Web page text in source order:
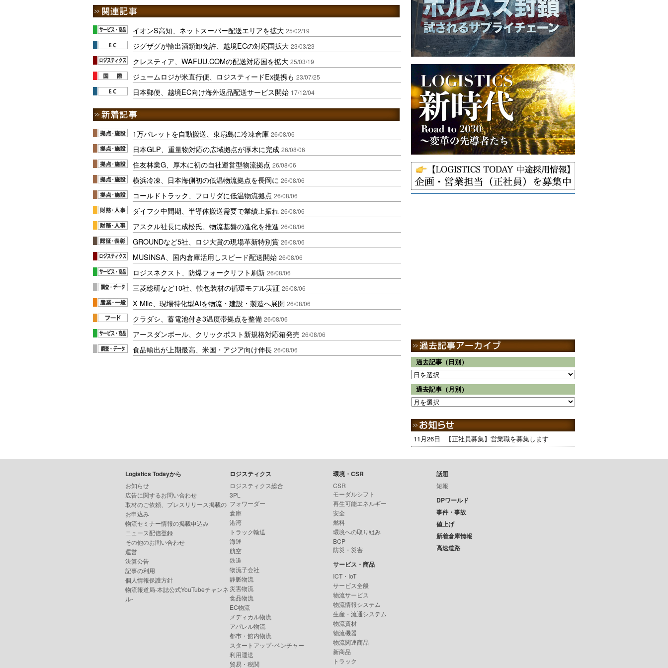
イオンS高知、ネットスーパー配送エリアを拡大 25/02/19
ジグザグが輸出酒類卸免許、越境ECの対応国拡大 23/03/23
クレスティア、WAFUU.COMの配送対応国を拡大 25/03/19
ジュームロジが米直行便、ロジスティードEx提携も 23/07/25
日本郵便、越境EC向け海外返品配送サービス開始 17/12/04
1万パレットを自動搬送、東扇島に冷凍倉庫 26/08/06
日本GLP、重量物対応の広域拠点が厚木に完成 26/08/06
住友林業G、厚木に初の自社運営型物流拠点 26/08/06
横浜冷凍、日本海側初の低温物流拠点を長岡に 26/08/06
コールドトラック、フロリダに低温物流拠点 26/08/06
ダイフク中間期、半導体搬送需要で業績上振れ 26/08/06
アスクル社長に成松氏、物流基盤の進化を推進 26/08/06
GROUNDなど5社、ロジ大賞の現場革新特別賞 26/08/06
MUSINSA、国内倉庫活用しスピード配送開始 26/08/06
ロジスネクスト、防爆フォークリフト刷新 26/08/06
三菱総研など10社、軟包装材の循環モデル実証 26/08/06
X Mile、現場特化型AIを物流・建設・製造へ展開 26/08/06
クラダシ、蓄電池付き3温度帯拠点を整備 26/08/06
アースダンボール、クリックポスト新規格対応箱発売 26/08/06
食品輸出が上期最高、米国・アジア向け伸長 26/08/06
過去記事（日別）
過去記事（月別）
11月26日 【正社員募集】営業職を募集します
Logistics Todayから
お知らせ
広告に関するお問い合わせ
取材のご依頼、プレスリリース掲載の
お申込み
物流セミナー情報の掲載申込み
ニュース配信登録
その他のお問い合わせ
運営
決算公告
記事の利用
個人情報保護方針
物流報道局-本誌公式YouTubeチャンネ
ル-
ロジスティクス
ロジスティクス総合
3PL
フォワーダー
倉庫
港湾
トラック輸送
海運
航空
鉄道
物流子会社
静脈物流
災害物流
食品物流
EC物流
メディカル物流
アパレル物流
都市・館内物流
スタートアップ･ベンチャー
利用運送
貿易・税関
環境・CSR
CSR
モーダルシフト
再生可能エネルギー
安全
燃料
環境への取り組み
BCP
防災・災害
サービス・商品
ICT・IoT
サービス全般
物流サービス
物流情報システム
生産・流通システム
物流資材
物流機器
物流関連商品
新商品
トラック
話題
短報
DPワールド
事件・事故
値上げ
新着倉庫情報
高速道路